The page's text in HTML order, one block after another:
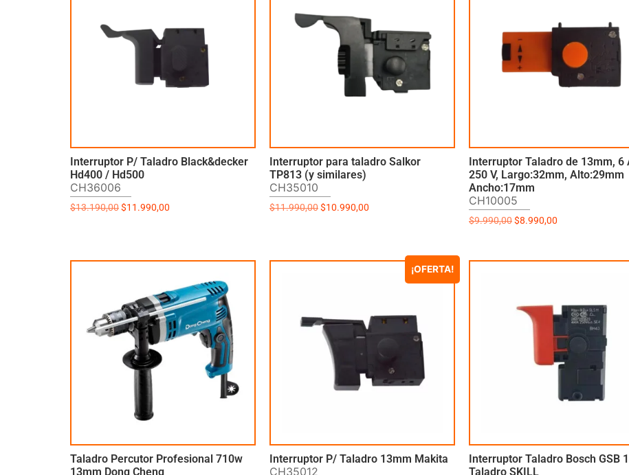
Interruptor P/ Taladro Black&decker
Hd400 / Hd500
CH36006
$13.190,00$11.990,00
Interruptor para taladro Salkor
TP813 (y similares)
CH35010
$11.990,00$10.990,00
Interruptor Taladro de 13mm, 6
250 V, Largo:32mm, Alto:29mm
Ancho:17mm
CH10005
$9.990,00$8.990,00
Taladro Percutor Profesional 710w
13mm Dong Cheng
¡OFERTA!
Interruptor P/ Taladro 13mm Makita
CH35012
Interruptor Taladro Bosch GSB
Taladro SKILL